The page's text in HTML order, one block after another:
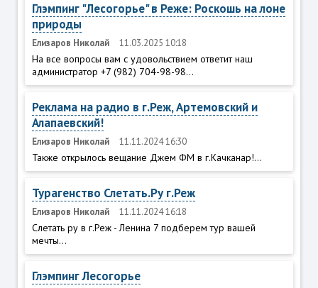
Глэмпинг "Лесогорье" в Реже: Роскошь на лоне
природы
Елизаров Николай 11.03.2025 10:18
На все вопросы вам с удовольствием ответит наш
администратор +7 (982) 704-98-98...
Реклама на радио в г.Реж, Артемовский и
Алапаевский!
Елизаров Николай 11.11.2024 16:30
Также открылось вещание Джем ФМ в г.Качканар!...
Турагенство Слетать.Ру г.Реж
Елизаров Николай 11.11.2024 16:18
Слетать ру в г.Реж - Ленина 7 подберем тур вашей
мечты...
Глэмпинг Лесогорье